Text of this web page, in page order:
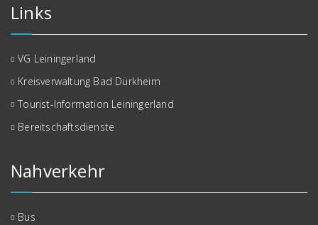
Links
VG Leiningerland
Kreisverwaltung Bad Dürkheim
Tourist-Information Leiningerland
Bereitschaftsdienste
Nahverkehr
Bus